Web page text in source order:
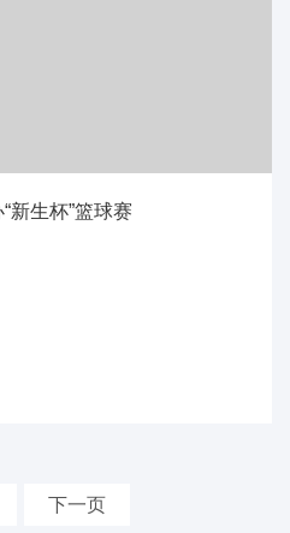
新生杯”篮球赛
下一页